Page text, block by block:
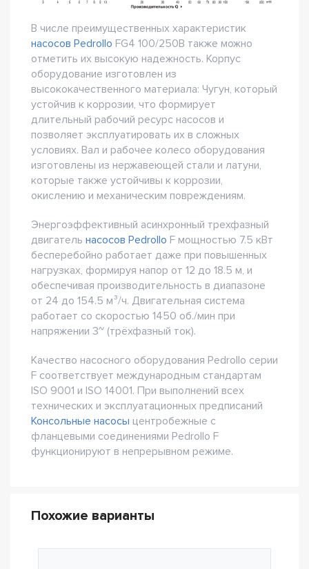
В числе преимущественных характеристик
насосов Pedrollo FG4 100/250B также можно
отметить их высокую надежность. Корпус
оборудование изготовлен из
высококачественного материала: Чугун, который
устойчив к коррозии, что формирует
длительный рабочий ресурс насосов и
позволяет эксплуатировать их в сложных
условиях. Вал и рабочее колесо оборудования
изготовлены из нержавеющей стали и латуни,
которые также устойчивы к коррозии,
окислению и механическим повреждениям.
Энергоэффективный асинхронный трехфазный
двигатель насосов Pedrollo F мощностью 7.5 кВт
бесперебойно работает даже при повышенных
нагрузках, формируя напор от 12 до 18.5 м, и
обеспечивая производительность в диапазоне
от 24 до 154.5 м³/ч. Двигательная система
работает со скоростью 1450 об./мин при
напряжении 3~ (трёхфазный ток).
Качество насосного оборудования Pedrollo серии
F соответствует международным стандартам
ISO 9001 и ISO 14001. При выполнений всех
технических и эксплуатационных предписаний
Консольные насосы центробежные с
фланцевыми соединениями Pedrollo F
функционируют в непрерывном режиме.
Похожие варианты